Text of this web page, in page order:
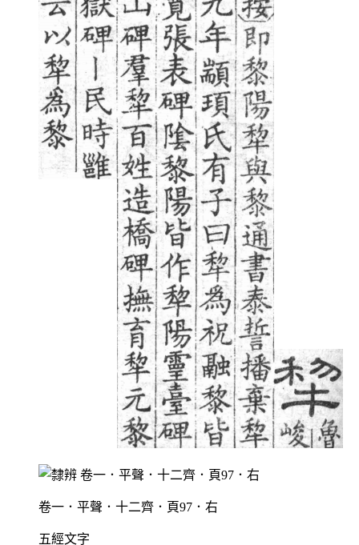
卷一．平聲．十二齊．頁97．右
五經文字